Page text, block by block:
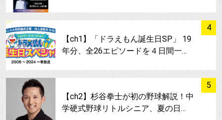
4
サムネイル
【ch1】「ドラえもん誕生日SP」 19
年分、全26エピソードを４日間一…
5
【ch2】杉谷拳士が初の野球解説！中
学硬式野球リトルシニア、夏の日…